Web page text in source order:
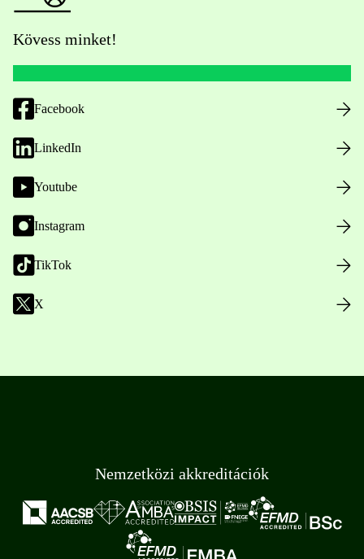
Kövess minket!
Facebook
LinkedIn
Youtube
Instagram
TikTok
X
Nemzetközi akkreditációk